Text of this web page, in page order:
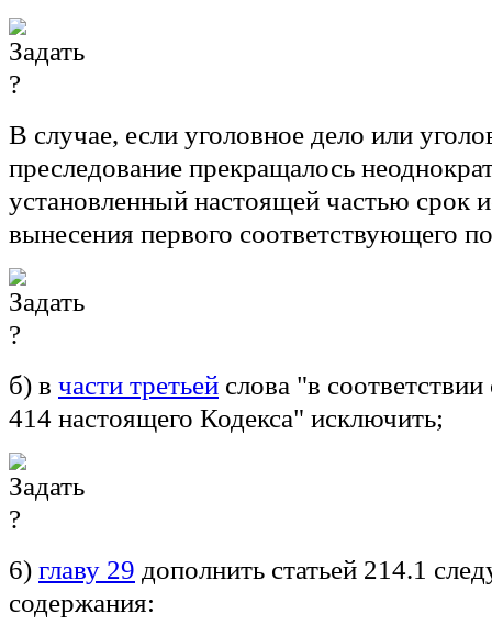
В случае, если уголовное дело или
преследование прекращалось
установленный настоящей частью срок
вынесения первого соответствующего
б) в части третьей слова "в
414 настоящего Кодекса" исключить;
6) главу 29 дополнить статьей 214.1
содержания: